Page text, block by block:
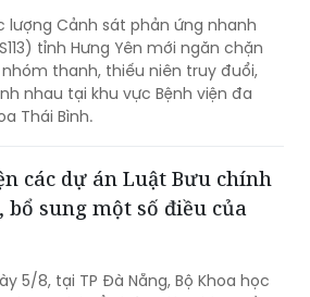
y tế, sự hài lòng của người bệnh
chỉ là mục tiêu hướng tới mà
trở thành tiêu chí quan trọng để
giá chất lượng hoạt động của
đơn vị.
thanh, thiếu niên truy
ở Hưng Yên
lượng Cảnh sát phản ứng nhanh
tỉnh Hưng Yên mới ngăn chặn
nhau tại khu vực Bệnh viện đa
Thái Bình.
các dự án Luật Bưu chính
bổ sung một số điều của